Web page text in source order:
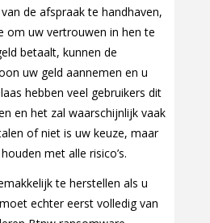
de afspraak te handhaven,
om uw vertrouwen in hen te
betaalt, kunnen de
uw geld aannemen en u
hebben veel gebruikers dit
en het zal waarschijnlijk vaak
of niet is uw keuze, maar
met alle risico’s.
te herstellen als u
echter eerst volledig van